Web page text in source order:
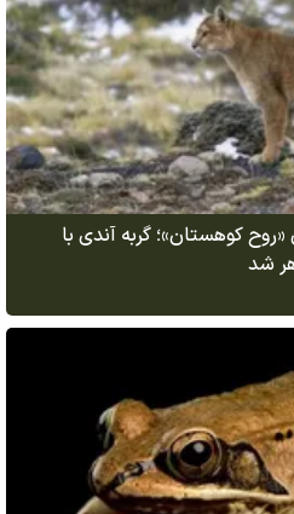
کوهستان»؛ گربه آندی با
شد